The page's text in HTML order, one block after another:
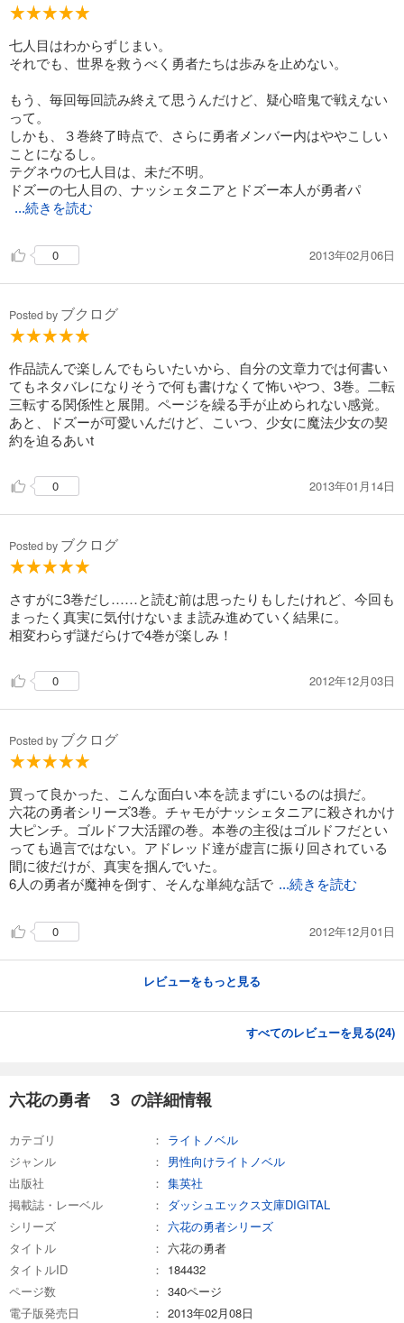
七人目はわからずじまい。
それでも、世界を救うべく勇者たちは歩みを止めない。
もう、毎回毎回読み終えて思うんだけど、疑心暗鬼で戦えない
って。
しかも、３巻終了時点で、さらに勇者メンバー内はややこしい
ことになるし。
テグネウの七人目は、未だ不明。
ドズーの七人目の、ナッシェタニアとドズー本人が勇者パ
...続きを読む
0 2013年02月06日
Posted by ブクログ
作品読んで楽しんでもらいたいから、自分の文章力では何書い
てもネタバレになりそうで何も書けなくて怖いやつ、3巻。二転
三転する関係性と展開。ページを繰る手が止められない感覚。
あと、ドズーが可愛いんだけど、こいつ、少女に魔法少女の契
約を迫るあいt
0 2013年01月14日
Posted by ブクログ
さすがに3巻だし……と読む前は思ったりもしたけれど、今回も
まったく真実に気付けないまま読み進めていく結果に。
相変わらず謎だらけで4巻が楽しみ！
0 2012年12月03日
Posted by ブクログ
買って良かった、こんな面白い本を読まずにいるのは損だ。
六花の勇者シリーズ3巻。チャモがナッシェタニアに殺されかけ
大ピンチ。ゴルドフ大活躍の巻。本巻の主役はゴルドフだとい
っても過言ではない。アドレッド達が虚言に振り回されている
間に彼だけが、真実を掴んでいた。
6人の勇者が魔神を倒す、そんな単純な話で ...続きを読む
0 2012年12月01日
レビューをもっと見る
すべてのレビューを見る(24)
六花の勇者 ３ の詳細情報
カテゴリ
ライトノベル
ジャンル
男性向けライトノベル
出版社
集英社
掲載誌・レーベル
ダッシュエックス文庫DIGITAL
シリーズ
六花の勇者シリーズ
タイトル
六花の勇者
タイトルID
184432
ページ数
340ページ
電子版発売日
2013年02月08日